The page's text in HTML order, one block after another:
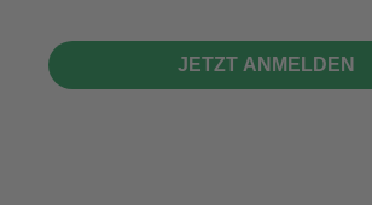
JETZT ANMELDEN